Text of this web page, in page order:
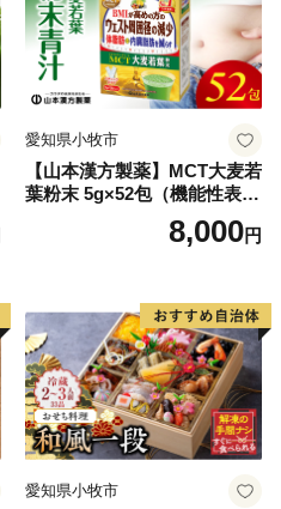
愛知県小牧市
【山本漢方製薬】MCT大麦若
葉粉末 5g×52包（機能性表示
8,000円
愛知県小牧市